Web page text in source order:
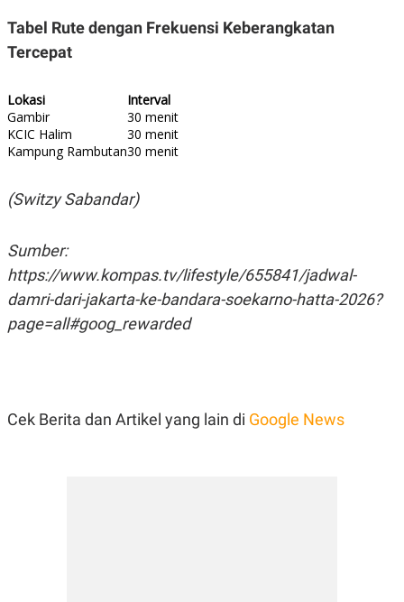
Tabel Rute dengan Frekuensi Keberangkatan
Tercepat
Lokasi
Interval
Gambir
30 menit
KCIC Halim
30 menit
Kampung Rambutan30 menit
(Switzy Sabandar)
Sumber:
https://www.kompas.tv/lifestyle/655841/jadwal-
damri-dari-jakarta-ke-bandara-soekarno-hatta-2026?
page=all#goog_rewarded
Cek Berita dan Artikel yang lain di Google News